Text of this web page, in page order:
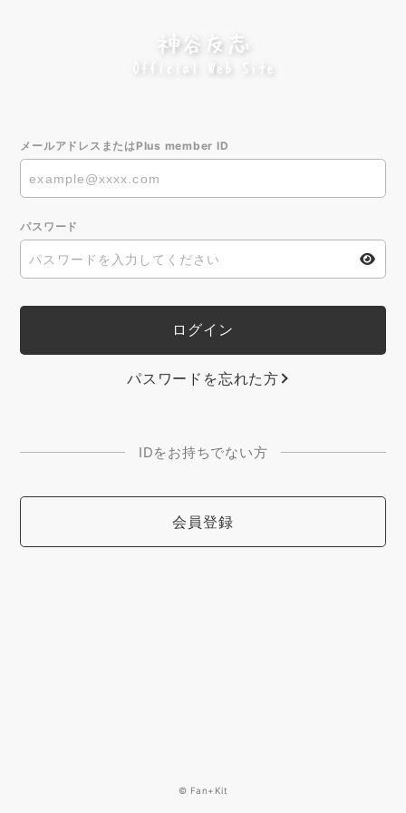
メールアドレスまたはPlus member ID
パスワード
パスワードを忘れた方
IDをお持ちでない方
会員登録
© Fan+Kit